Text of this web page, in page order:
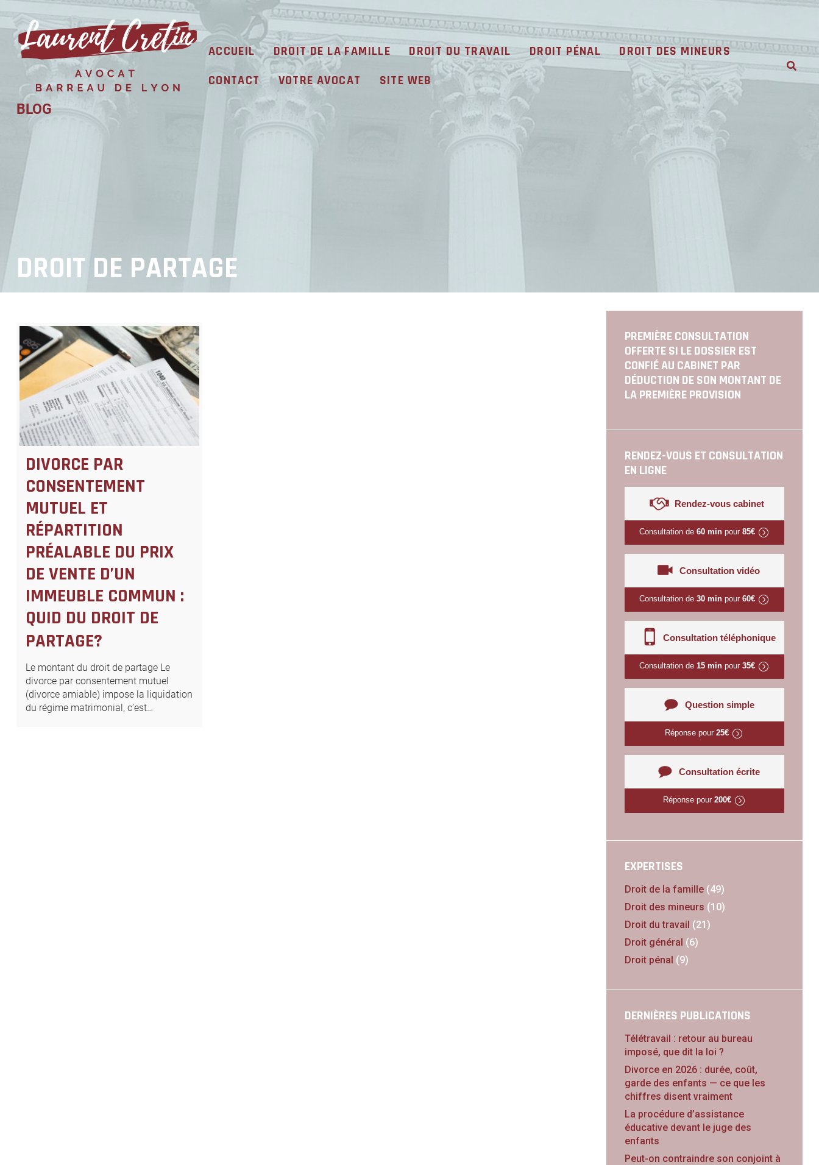
to
content
BLOG
ACCUEIL DROIT DE LA FAMILLE DROIT DU TRAVAIL DROIT PÉNAL
DROIT DES MINEURS
CONTACT
VOTRE AVOCAT SITE WEB
DROIT DE PARTAGE
DIVORCE PAR
CONSENTEMENT
MUTUEL ET
RÉPARTITION
PRÉALABLE DU PRIX
DE VENTE D’UN
IMMEUBLE COMMUN :
QUID DU DROIT DE
PARTAGE?
Le montant du droit de partage Le
divorce par consentement mutuel
(divorce amiable) impose la liquidation
du régime matrimonial, c’est…
PREMIÈRE CONSULTATION
OFFERTE SI LE DOSSIER EST
CONFIÉ AU CABINET PAR
DÉDUCTION DE SON MONTANT DE
LA PREMIÈRE PROVISION
RENDEZ-VOUS ET CONSULTATION
EN LIGNE
Rendez-vous cabinet
Consultation de 60 minpour 85€
Consultation vidéo
Consultation de 30 minpour 60€
Consultation téléphonique
Consultation de 15 minpour 35€
Question simple
Réponse pour25€
Consultation écrite
Réponse pour 200€
EXPERTISES
Droit de la famille(49)
Droit des mineurs (10)
Droit du travail (21)
Droit général (6)
Droit pénal (9)
DERNIÈRES PUBLICATIONS
Télétravail : retour au bureau
imposé, que dit la loi ?
Divorce en 2026 : durée, coût,
garde des enfants — ce que les
chiffres disent vraiment
La procédure d’assistance
éducative devant le juge des
enfants
Peut-on contraindre son conjoint à